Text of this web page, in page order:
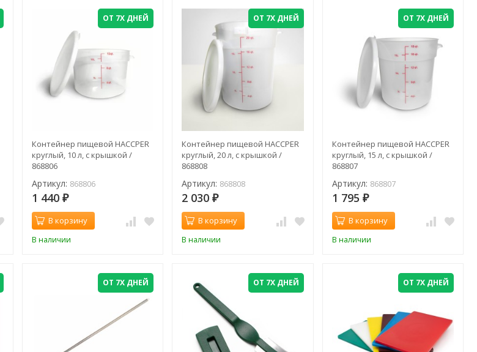
ОТ 7Х ДНЕЙ
Контейнер пищевой HACCPER
круглый, 10 л, с крышкой /
868806
Артикул: 868806
1 440 ₽
В корзину
В наличии
ОТ 7Х ДНЕЙ
Контейнер пищевой HACCPER
круглый, 20 л, с крышкой /
868808
Артикул: 868808
2 030₽
В корзину
В наличии
ОТ 7Х ДНЕЙ
Контейнер пищевой HACCPER
круглый, 15 л, с крышкой /
868807
Артикул: 868807
1 795 ₽
В корзину
В наличии
ОТ 7Х ДНЕЙ ОТ 7Х ДНЕЙ ОТ 7Х ДНЕЙ